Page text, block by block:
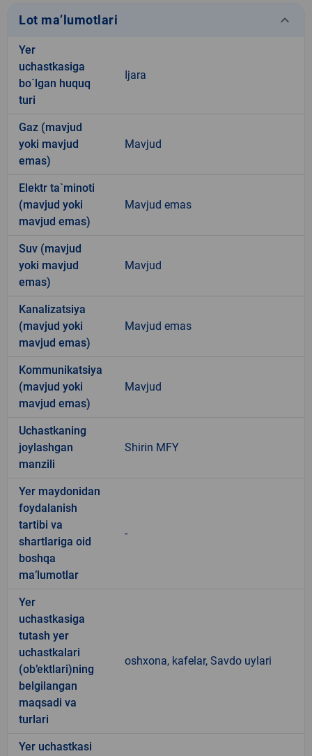
Lot ma’lumotlari keyboard_arrow_down
Yer
uchastkasiga
bo`lgan huquq
turi
Ijara
Gaz (mavjud
yoki mavjud
emas)
Mavjud
Elektr ta`minoti
(mavjud yoki
mavjud emas)
Mavjud emas
Suv (mavjud
yoki mavjud
emas)
Mavjud
Kanalizatsiya
(mavjud yoki
mavjud emas)
Mavjud emas
Kommunikatsiya
(mavjud yoki
mavjud emas)
Mavjud
Uchastkaning
joylashgan
manzili
Shirin MFY
Yer maydonidan
foydalanish
tartibi va
shartlariga oid
boshqa
ma’lumotlar
-
Yer
uchastkasiga
tutash yer
uchastkalari
(ob’ektlari)ning
belgilangan
maqsadi va
turlari
oshxona, kafelar, Savdo uylari
Yer uchastkasi